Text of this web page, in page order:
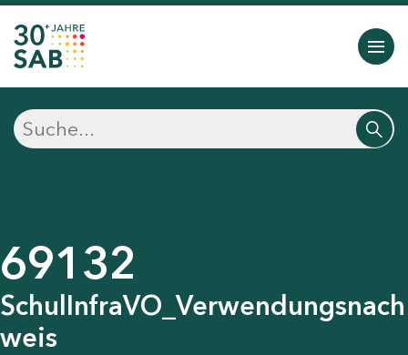
69132
SchulInfraVO_Verwendungsnach
weis